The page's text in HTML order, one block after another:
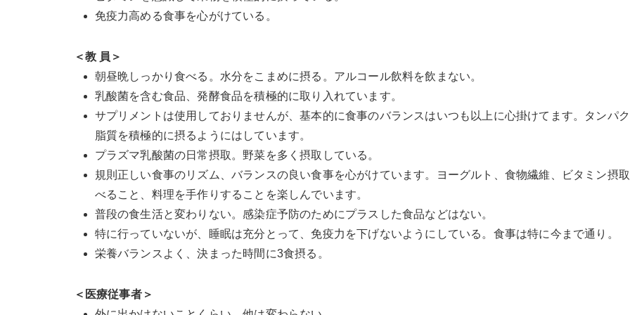
免疫力高める食事を心がけている。
＜教 員＞
朝昼晩しっかり食べる。水分をこまめに摂る。アルコール飲料を飲まない。
乳酸菌を含む食品、発酵食品を積極的に取り入れています。
サプリメントは使用しておりませんが、基本的に食事のバランスはいつも以上に心掛けてます。タンパク
脂質を積極的に摂るようにはしています。
プラズマ乳酸菌の日常摂取。野菜を多く摂取している。
規則正しい食事のリズム、バランスの良い食事を心がけています。ヨーグルト、食物繊維、ビタミン摂
べること、料理を手作りすることを楽しんでいます。
普段の食生活と変わりない。感染症予防のためにプラスした食品などはない。
特に行っていないが、睡眠は充分とって、免疫力を下げないようにしている。食事は特に今まで通り。
栄養バランスよく、決まった時間に3食摂る。
＜医療従事者＞